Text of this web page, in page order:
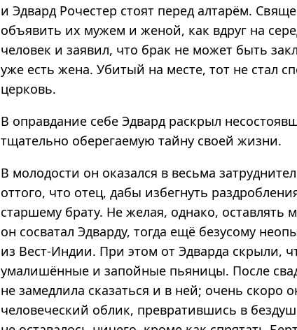
и Эдвард Рочестер стоят перед алтарём.
объявить их мужем и женой, как вдруг на
человек и заявил, что брак не может быть
уже есть жена. Убитый на месте, тот не стал
церковь.
В оправдание себе Эдвард раскрыл
тщательно оберегаемую тайну своей жизни.
В молодости он оказался в весьма
оттого, что отец, дабы избегнуть
старшему брату. Не желая, однако,
он сосватал Эдварду, тогда ещё безусому
из Вест-Индии. При этом от Эдварда скрыли,
умалишённые и запойные пьяницы. После
не замедлила сказаться и в ней; очень скоро
человеческий облик, превратившись в